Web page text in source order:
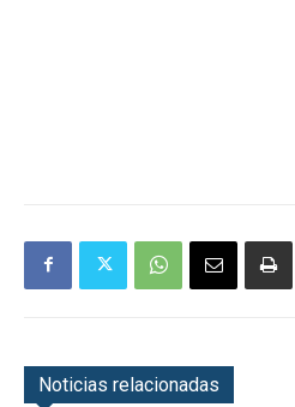
Noticias relacionadas